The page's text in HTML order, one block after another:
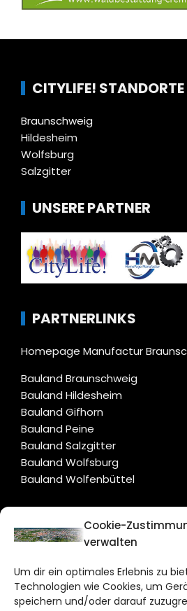
Cookie-
verwalten
Um dir ein optimales Erlebnis zu
Technologien wie Cookies, um
speichern und/oder darauf
CITYLIFE! STANDORTE
Braunschweig
Hildesheim
Wolfsburg
Salzgitter
UNSERE PARTNER
PARTNERLINKS
Homepage Manufactur
Bauland Braunschweig
Bauland Hildesheim
Bauland Gifhorn
Bauland Peine
Bauland Salzgitter
Bauland Wolfsburg
Bauland Wolfenbüttel
CITYLIFE!
Bruchtorwall 12
38100 Braunschweig